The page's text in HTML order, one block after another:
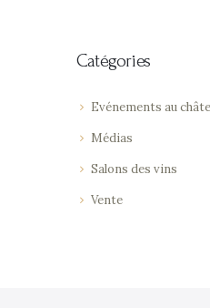
Catégories
Evénements au
Médias
Salons des vins
Vente